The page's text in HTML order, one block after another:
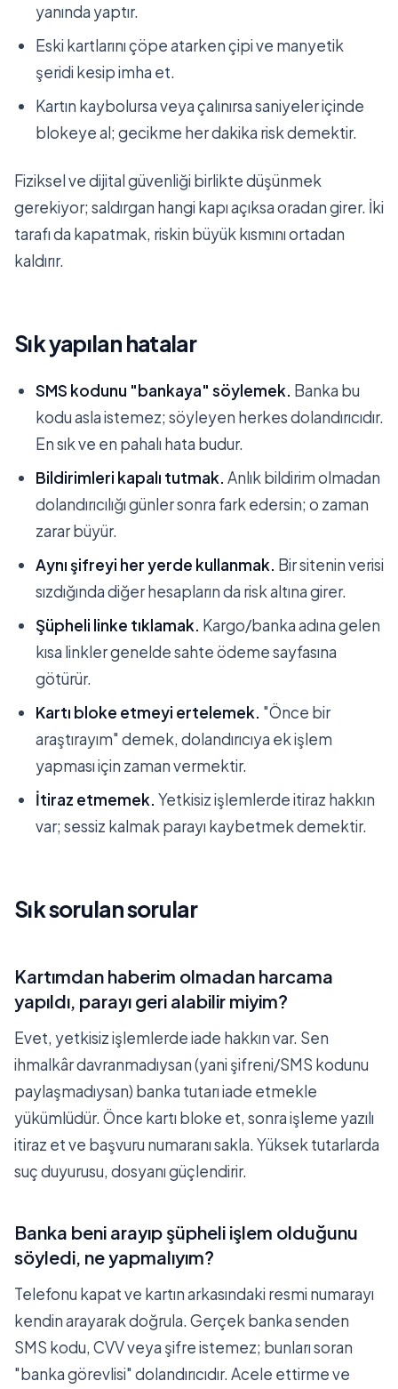
yanında yaptır.
Eski kartlarını çöpe atarken çipi ve manyetik
şeridi kesip imha et.
Kartın kaybolursa veya çalınırsa saniyeler içinde
blokeye al; gecikme her dakika risk demektir.
Fiziksel ve dijital güvenliği birlikte düşünmek
gerekiyor; saldırgan hangi kapı açıksa oradan girer. İki
tarafı da kapatmak, riskin büyük kısmını ortadan
kaldırır.
Sık yapılan hatalar
SMS kodunu "bankaya" söylemek. Banka bu
kodu asla istemez; söyleyen herkes dolandırıcıdır.
En sık ve en pahalı hata budur.
Bildirimleri kapalı tutmak. Anlık bildirim olmadan
dolandırıcılığı günler sonra fark edersin; o zaman
zarar büyür.
Aynı şifreyi her yerde kullanmak. Bir sitenin verisi
sızdığında diğer hesapların da risk altına girer.
Şüpheli linke tıklamak. Kargo/banka adına gelen
kısa linkler genelde sahte ödeme sayfasına
götürür.
Kartı bloke etmeyi ertelemek. "Önce bir
araştırayım" demek, dolandırıcıya ek işlem
yapması için zaman vermektir.
İtiraz etmemek. Yetkisiz işlemlerde itiraz hakkın
var; sessiz kalmak parayı kaybetmek demektir.
Sık sorulan sorular
Kartımdan haberim olmadan harcama
yapıldı, parayı geri alabilir miyim?
Evet, yetkisiz işlemlerde iade hakkın var. Sen
ihmalkâr davranmadıysan (yani şifreni/SMS kodunu
paylaşmadıysan) banka tutarı iade etmekle
yükümlüdür. Önce kartı bloke et, sonra işleme yazılı
itiraz et ve başvuru numaranı sakla. Yüksek tutarlarda
suç duyurusu, dosyanı güçlendirir.
Banka beni arayıp şüpheli işlem olduğunu
söyledi, ne yapmalıyım?
Telefonu kapat ve kartın arkasındaki resmi numarayı
kendin arayarak doğrula. Gerçek banka senden
SMS kodu, CVV veya şifre istemez; bunları soran
"banka görevlisi" dolandırıcıdır. Acele ettirme ve